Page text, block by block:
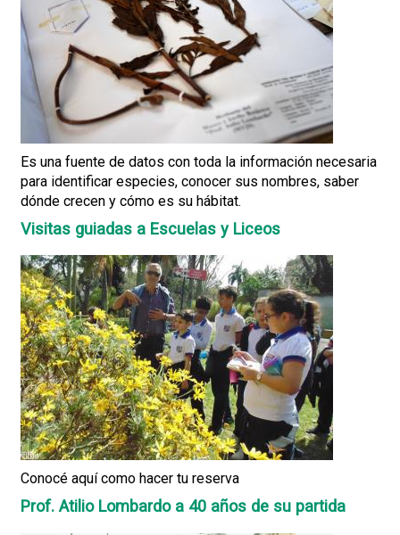
Es una fuente de datos con toda la información necesaria
para identificar especies, conocer sus nombres, saber
dónde crecen y cómo es su hábitat.
Visitas guiadas a Escuelas y Liceos
Conocé aquí como hacer tu reserva
Prof. Atilio Lombardo a 40 años de su partida